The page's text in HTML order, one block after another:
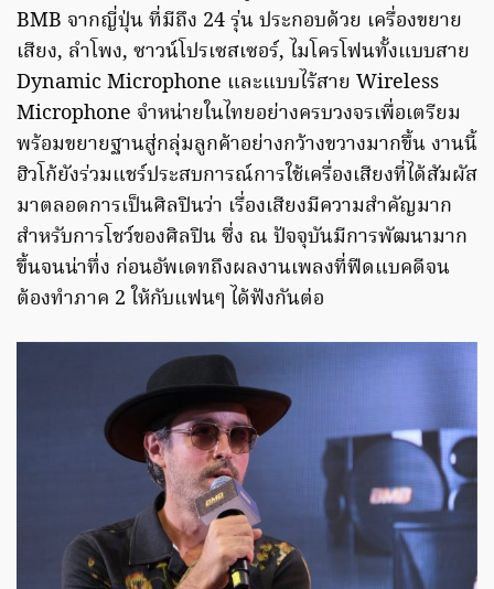
BMB จากญี่ปุ่น ที่มีถึง 24 รุ่น ประกอบด้วย เครื่องขยาย
เสียง, ลำโพง, ซาวน์โปรเซสเซอร์, ไมโครโฟนทั้งแบบสาย
Dynamic Microphone และแบบไร้สาย Wireless
Microphone จำหน่ายในไทยอย่างครบวงจรเพื่อเตรียม
พร้อมขยายฐานสู่กลุ่มลูกค้าอย่างกว้างขวางมากขึ้น งานนี้
ฮิวโก้ยังร่วมแชร์ประสบการณ์การใช้เครื่องเสียงที่ได้สัมผัส
มาตลอดการเป็นศิลปินว่า เรื่องเสียงมีความสำคัญมาก
สำหรับการโชว์ของศิลปิน ซึ่ง ณ ปัจจุบันมีการพัฒนามาก
ขึ้นจนน่าทึ่ง ก่อนอัพเดทถึงผลงานเพลงที่ฟีดแบคดีจน
ต้องทำภาค 2 ให้กับแฟนๆ ได้ฟังกันต่อ